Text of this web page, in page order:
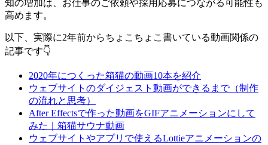
知の増加は、お仕事のご依頼や採用応募につながる可能性も
高めます。
以下、実際に2年前からちょこちょこ書いている動画関係の
記事です👇
2020年につくった箱猫の動画10本を紹介
ウェブサイトのダイジェスト動画ができるまで（制作
の流れと思考）
After Effectsで作った動画をGIFアニメーションにして
みた｜箱猫サウナ動画
ウェブサイトやアプリで使えるLottieアニメーションの